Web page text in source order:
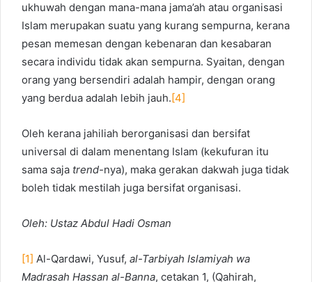
ukhuwah dengan mana-mana jama’ah atau organisasi
Islam merupakan suatu yang kurang sempurna, kerana
pesan memesan dengan kebenaran dan kesabaran
secara individu tidak akan sempurna. Syaitan, dengan
orang yang bersendiri adalah hampir, dengan orang
yang berdua adalah lebih jauh.[4]
Oleh kerana jahiliah berorganisasi dan bersifat
universal di dalam menentang Islam (kekufuran itu
sama saja trend-nya), maka gerakan dakwah juga tidak
boleh tidak mestilah juga bersifat organisasi.
Oleh: Ustaz Abdul Hadi Osman
[1] Al-Qardawi, Yusuf, al-Tarbiyah Islamiyah wa
Madrasah Hassan al-Banna, cetakan 1, (Qahirah,